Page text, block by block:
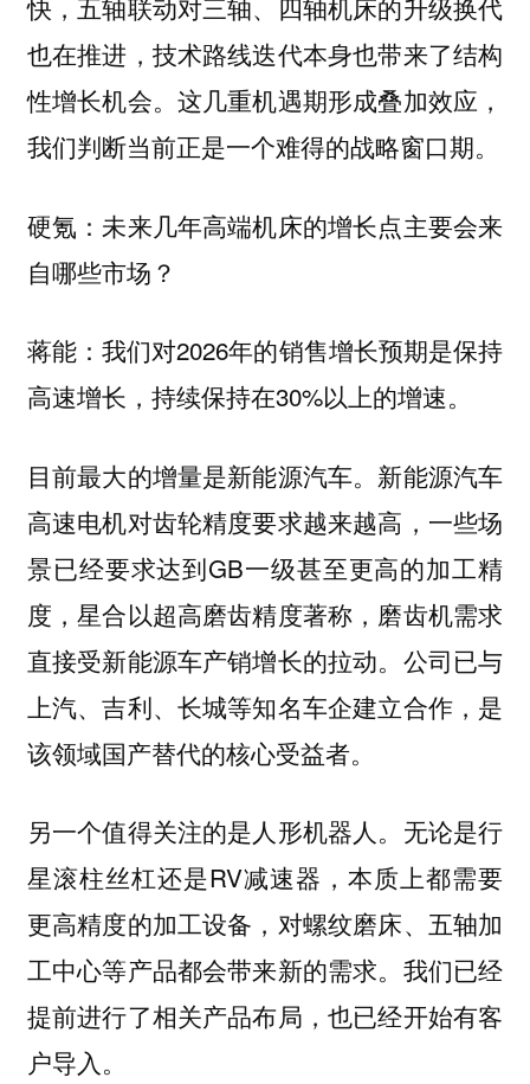
快，五轴联动对三轴、四轴机床的升级换代
也在推进，技术路线迭代本身也带来了结构
性增长机会。这几重机遇期形成叠加效应，
我们判断当前正是一个难得的战略窗口期。
硬氪：未来几年高端机床的增长点主要会来
自哪些市场？
蒋能：我们对2026年的销售增长预期是保持
高速增长，持续保持在30%以上的增速。
目前最大的增量是新能源汽车。 新能源汽车
高速电机对齿轮精度要求越来越高，一些场
景已经要求达到GB一级甚至更高的加工精
度，星合以超高磨齿精度著称，磨齿机需求
直接受新能源车产销增长的拉动。公司已与
上汽、吉利、长城等知名车企建立合作，是
该领域国产替代的核心受益者。
另一个值得关注的是人形机器人。 无论是行
星滚柱丝杠还是RV减速器，本质上都需要
更高精度的加工设备，对螺纹磨床、五轴加
工中心等产品都会带来新的需求。我们已经
提前进行了相关产品布局，也已经开始有客
户导入。